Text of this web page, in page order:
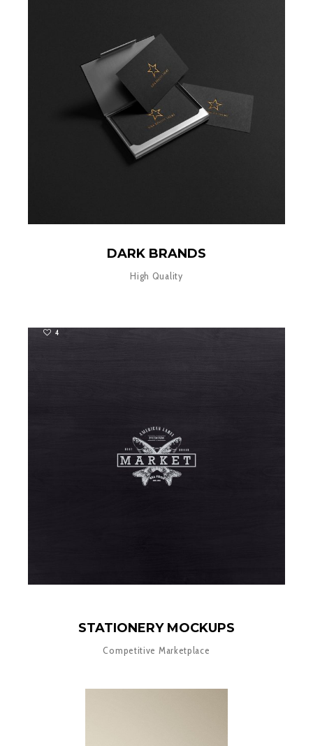
DARK BRANDS
High Quality
4
STATIONERY MOCKUPS
Competitive Marketplace